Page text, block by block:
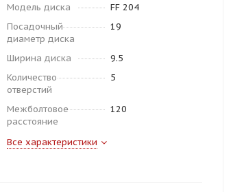
Модель диска
FF 204
Посадочный
диаметр диска
19
Ширина диска
9.5
Количество
отверстий
5
Межболтовое
расстояние
120
Все характеристики